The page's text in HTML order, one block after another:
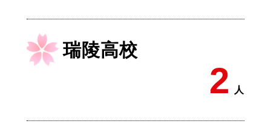
瑞陵高校
2 人